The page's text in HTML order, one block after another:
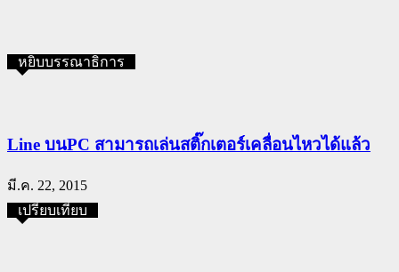
หยิบบรรณาธิการ
Line บนPC สามารถเล่นสติ๊กเตอร์เคลื่อนไหวได้แล้ว
มี.ค. 22, 2015
เปรียบเทียบ